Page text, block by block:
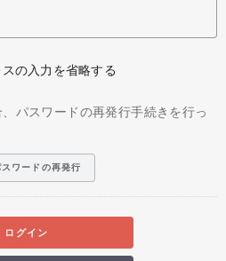
の入力を省略する
パスワードの再発行手続きを行っ
スワードの再発行
ログイン